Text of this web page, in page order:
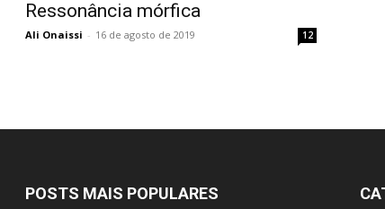
Ressonância mórfica
Ali Onaissi - 16 de agosto de 2019 12
POSTS MAIS POPULARES